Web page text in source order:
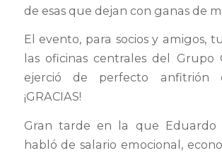
de esas que dejan con ganas de
El evento, para socios y amigos,
las oficinas centrales del Grupo
ejerció de perfecto anfitrión
¡GRACIAS!
Gran tarde en la que Eduardo
habló de salario emocional,